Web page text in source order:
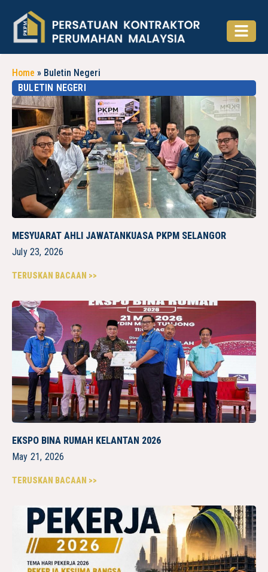
Home » Buletin Negeri
BULETIN NEGERI
MESYUARAT AHLI JAWATANKUASA PKPM SELANGOR
July 23, 2026
TERUSKAN BACAAN >>
EKSPO BINA RUMAH KELANTAN 2026
May 21, 2026
TERUSKAN BACAAN >>